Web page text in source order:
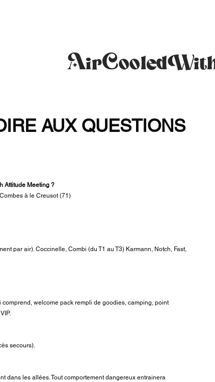
AUX QUESTIONS
Attitude Meeting ?
à le Creusot (71)
par air). Coccinelle, Combi (du T1 au T3) Karmann, Notch, Fast,
welcome pack rempli de goodies, camping, point
secours).
dans les allées. Tout comportement dangereux entrainera